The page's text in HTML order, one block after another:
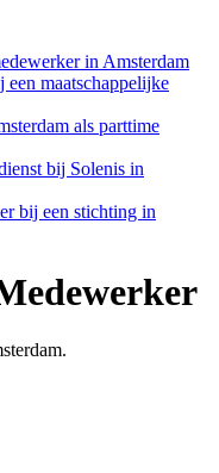
in Amsterdam
een maatschappelijke
als parttime
bij Solenis in
bij een stichting in